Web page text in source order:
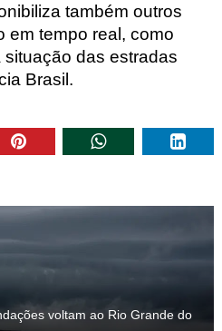
também outros
em tempo real, como
situação das estradas
Brasil.
voltam ao Rio Grande do